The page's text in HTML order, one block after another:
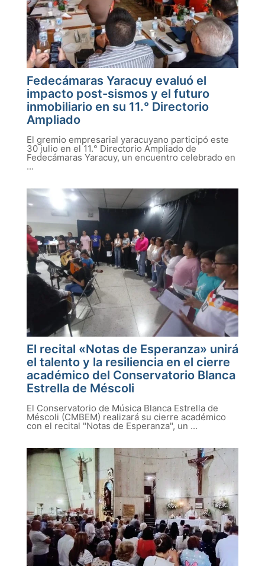
Fedecámaras Yaracuy evaluó el
impacto post-sismos y el futuro
inmobiliario en su 11.° Directorio
Ampliado
El gremio empresarial yaracuyano participó este
30 julio en el 11.° Directorio Ampliado de
Fedecámaras Yaracuy, un encuentro celebrado en
...
El recital «Notas de Esperanza» unirá
el talento y la resiliencia en el cierre
académico del Conservatorio Blanca
Estrella de Méscoli
El Conservatorio de Música Blanca Estrella de
Méscoli (CMBEM) realizará su cierre académico
con el recital "Notas de Esperanza", un ...